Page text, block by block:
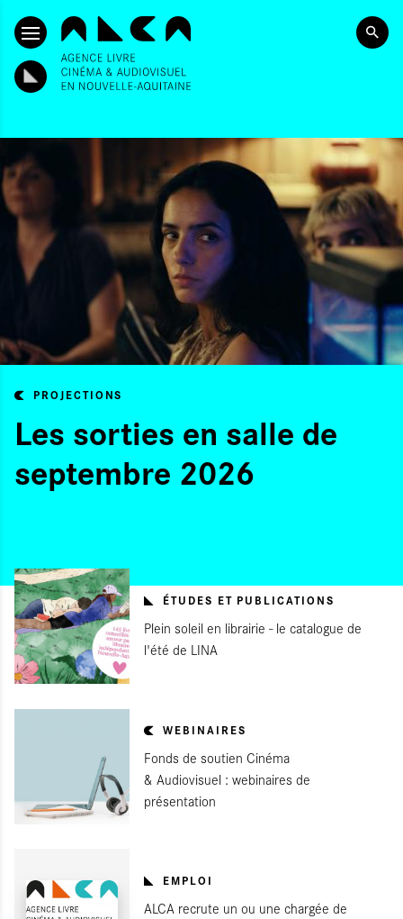
ALLER AU CONTENU PRINCIPAL
PROJECTIONS
Les sorties en salle de
septembre 2026
ÉTUDES ET PUBLICATIONS
Plein soleil en librairie - le catalogue de
l'été de LINA
WEBINAIRES
Fonds de soutien Cinéma
& Audiovisuel : webinaires de
présentation
EMPLOI
ALCA recrute un ou une chargée de